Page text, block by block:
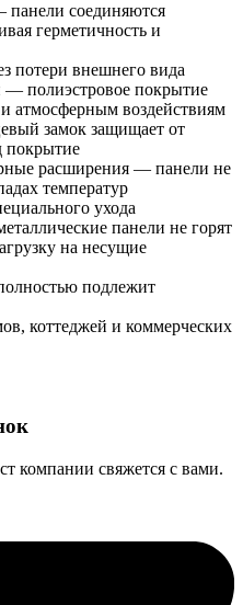
панели соединяются
герметичность и
потери внешнего вида
— полиэстровое покрытие
атмосферным воздействиям
замок защищает от
покрытие
расширения — панели не
температур
ухода
панели не горят
на несущие
подлежит
коттеджей и коммерческих
компании свяжется с вами.